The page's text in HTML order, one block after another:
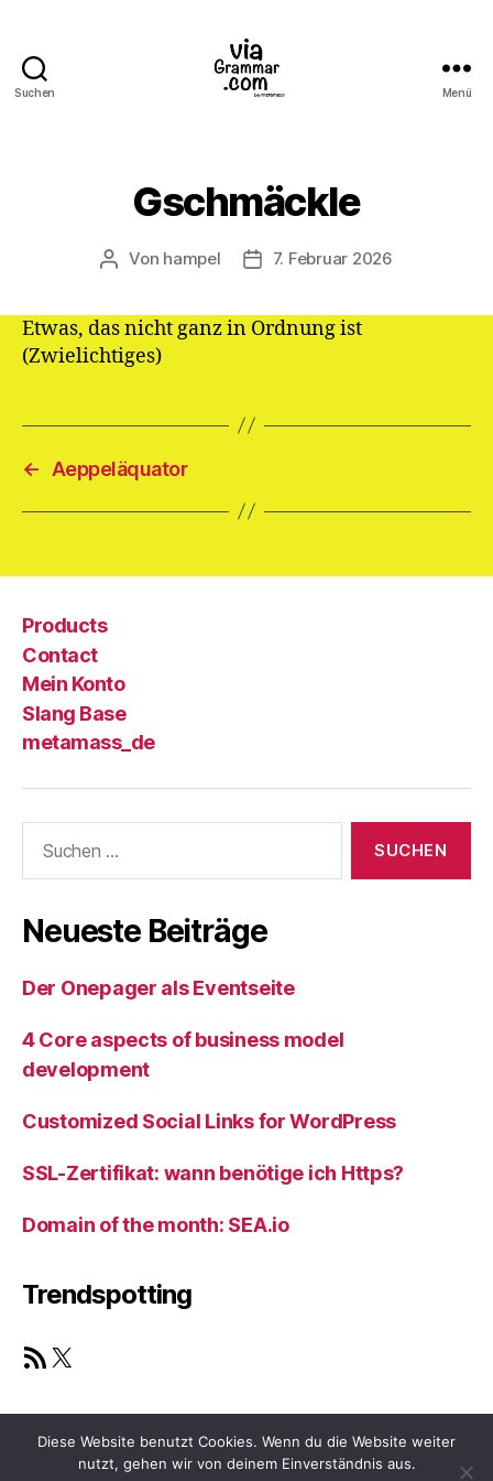
Suchen Menü
Gschmäckle
Beitragsautor
Von hampel Veröffentlichungsdatum
7. Februar 2026
Etwas, das nicht ganz in Ordnung ist
(Zwielichtiges)
← Aeppeläquator
Products
Contact
Mein Konto
Slang Base
metamass_de
nach:
Neueste Beiträge
Der Onepager als Eventseite
4 Core aspects of business model
development
Customized Social Links for WordPress
SSL-Zertifikat: wann benötige ich Https?
Domain of the month: SEA.io
Trendspotting
RSS Feed
X
Diese Website benutzt Cookies. Wenn du die Website weiter
nutzt, gehen wir von deinem Einverständnis aus.